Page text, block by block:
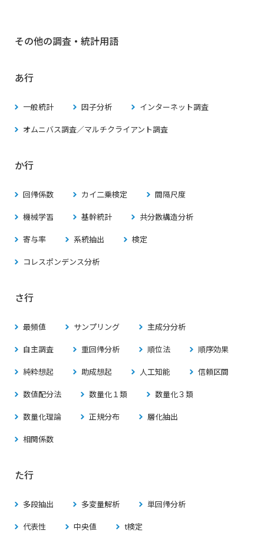
その他の調査・統計用語
あ行
一般統計 因子分析
インターネット調査
オムニバス調査／マルチクライアント調査
か行
回帰係数 カイ二乗検定
間隔尺度
機械学習
基幹統計
共分散構造分析
寄与率
系統抽出
検定
コレスポンデンス分析
さ行
最頻値 サンプリング
主成分分析
自主調査
重回帰分析 順位法
順序効果
純粋想起
助成想起 人工知能
信頼区間
数値配分法
数量化１類
数量化３類
数量化理論
正規分布
層化抽出
相関係数
た行
多段抽出 多変量解析
単回帰分析
代表性
中央値
t検定